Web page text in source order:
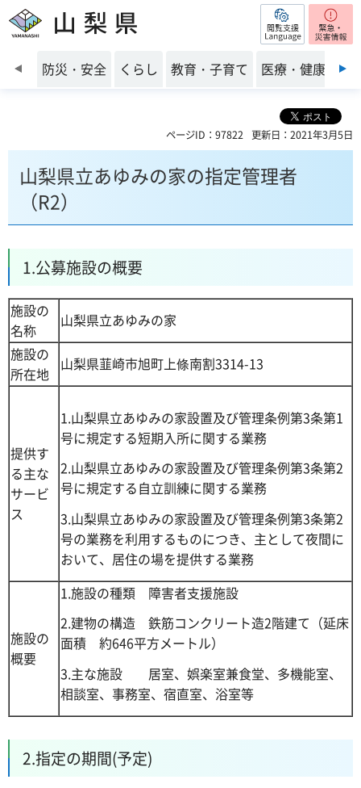
山梨県 閲覧支援
前のスライドを表示
防災・安全 くらし 教育・子育て 医療・健康・福
ページID：97822 更新日：2021年3月5日
山梨県立あゆみの家の指定管理者
（R2）
1.公募施設の概要
施設の
名称
山梨県立あゆみの家
施設の
所在地
山梨県韮崎市旭町上條南割3314-13
提供す
る主な
サービ
ス
1.山梨県立あゆみの家設置及び管理条例第3条第1
号に規定する短期入所に関する業務
2.山梨県立あゆみの家設置及び管理条例第3条第2
号に規定する自立訓練に関する業務
3.山梨県立あゆみの家設置及び管理条例第3条第2
号の業務を利用するものにつき、主として夜間に
おいて、居住の場を提供する業務
施設の
概要
1.施設の種類 障害者支援施設
2.建物の構造 鉄筋コンクリート造2階建て（延床
面積 約646平方メートル）
3.主な施設 居室、娯楽室兼食堂、多機能室、
相談室、事務室、宿直室、浴室等
2.指定の期間(予定)